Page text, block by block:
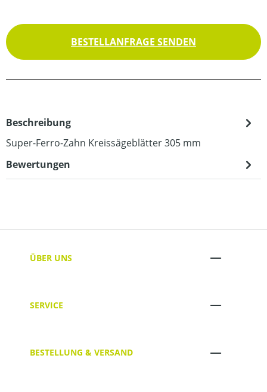
BESTELLANFRAGE SENDEN
Beschreibung
Super-Ferro-Zahn Kreissägeblätter 305 mm
Bewertungen
ÜBER UNS
SERVICE
BESTELLUNG & VERSAND